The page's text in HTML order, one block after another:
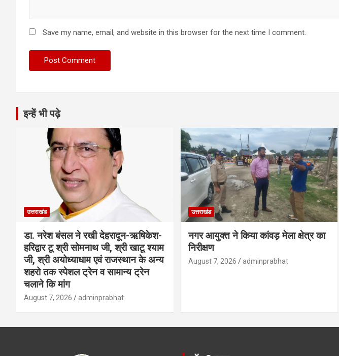
Save my name, email, and website in this browser for the next time I comment.
इन्हें भी पढ़े
उत्तराखंड
डा. नरेश बंसल ने रखी देहरादून-ऋषिकेश-
हरिद्वार टू श्री सोमनाथ जी, श्री खाटू श्याम
जी, श्री अयोध्याधाम एवं राजस्थान के अन्य
शहरो तक स्पेशल ट्रेन व सामान्य ट्रेन
चलाने कि मांग
August 7, 2026 adminprabhat
उत्तराखंड
नगर आयुक्त ने किया कांवड़ मेला क्षेत्र का
निरीक्षण
August 7, 2026 adminprabhat